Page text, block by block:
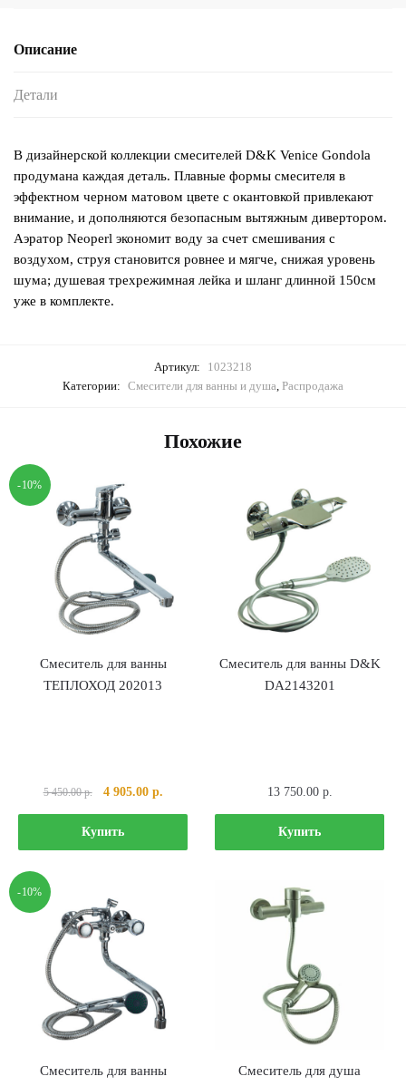
Описание
Детали
В дизайнерской коллекции смесителей D&K Venice Gondola
продумана каждая деталь. Плавные формы смесителя в
эффектном черном матовом цвете с окантовкой привлекают
внимание, и дополняются безопасным вытяжным дивертором.
Аэратор Neoperl экономит воду за счет смешивания с
воздухом, струя становится ровнее и мягче, снижая уровень
шума; душевая трехрежимная лейка и шланг длинной 150см
уже в комплекте.
Артикул:
1023218
Категории: Смесители для ванны и душа, Распродажа
Похожие
-10%
Смеситель для ванны
ТЕПЛОХОД 202013
5 450.00р.
Первоначальная
цена
составляла
5
4 905.00 р.Текущая
цена:
905.00 р..
Купить
Смеситель для ванны D&K
DA2143201
13 750.00 р.
Купить
-10%
Смеситель для ванны
Смеситель для душа